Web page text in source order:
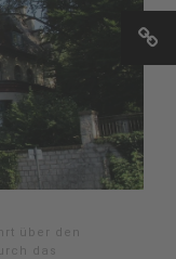
über den
das